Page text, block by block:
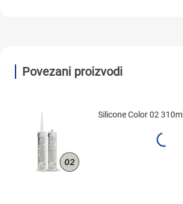
Povezani proizvodi
Silicone Color 02 310ml